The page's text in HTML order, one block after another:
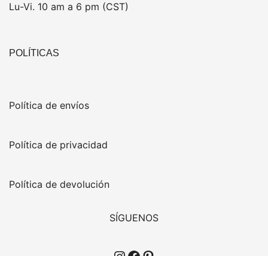
Lu-Vi. 10 am a 6 pm (CST)
POLÍTICAS
Política de envíos
Política de privacidad
Política de devolución
SÍGUENOS